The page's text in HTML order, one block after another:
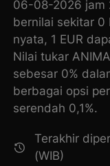
06-08-2026 jam
bernilai sekitar 0
nyata, 1 EUR
Nilai tukar
sebesar 0%
berbagai opsi
serendah 0,1%.
Terakhir
(WIB)